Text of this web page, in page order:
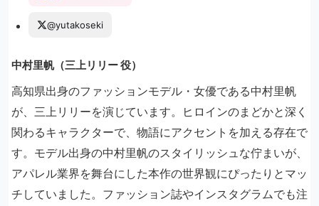
@yutakoseki
中村里帆（三上リリー 役）
高知県出身のファッションモデル・女優である中村里帆
が、三上リリーを演じています。ヒロインのまどかと深く
関わるキャラクターで、物語にアクセントを加える存在で
す。モデル出身の中村里帆のスタイリッシュな佇まいが、
アパレル業界を舞台にした本作の世界観にぴったりとマッ
チしていました。ファッション誌やインスタグラムでも注